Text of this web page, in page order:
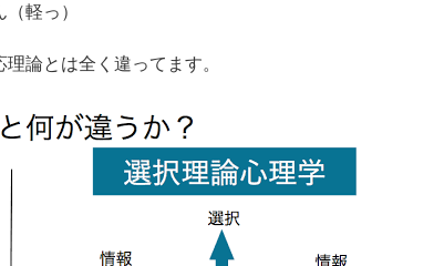
軽っ）
論とは全く違ってます。